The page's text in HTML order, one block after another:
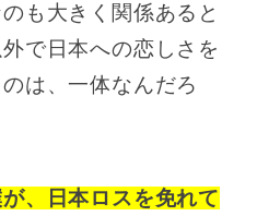
も大きく関係あると
で日本への恋しさを
は、一体なんだろ
、日本ロスを免れて